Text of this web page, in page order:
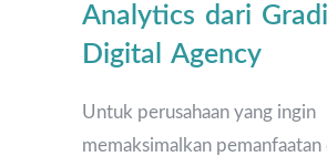
Analytics dari
Digital Agency
Untuk perusahaan yang ingin
memaksimalkan pemanfaatan